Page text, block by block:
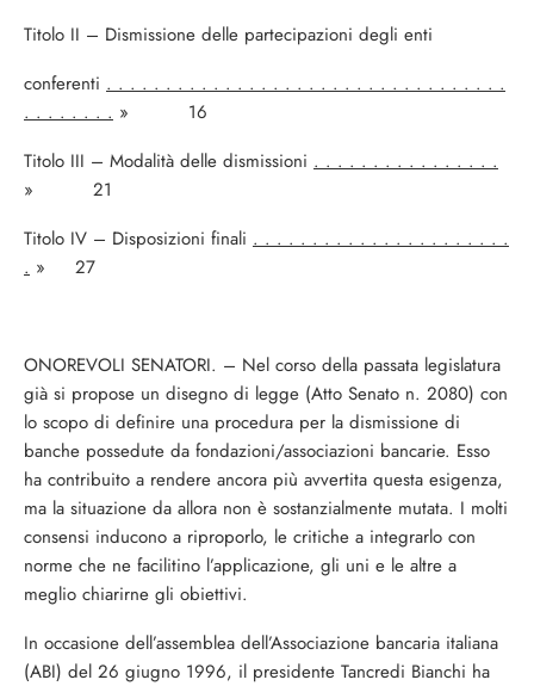
Titolo II – Dismissione delle partecipazioni degli enti
conferenti . . . . . . . . . . . . . . . . . . . . . . . . . . . . . . . . . .
. . . . . . . . » 16
Titolo III – Modalità delle dismissioni . . . . . . . . . . . . . . . .
» 21
Titolo IV – Disposizioni finali . . . . . . . . . . . . . . . . . . . . . .
. » 27
ONOREVOLI SENATORI. – Nel corso della passata legislatura
già si propose un dise­gno di legge (Atto Senato n. 2080) con
lo scopo di definire una procedura per la di­smissione di
banche possedute da fondazio­ni/associazioni bancarie. Esso
ha contribui­to a rendere ancora più avvertita questa esi­genza,
ma la situazione da allora non è so­stanzialmente mutata. I molti
consensi in­ducono a riproporlo, le critiche a integrarlo con
norme che ne facilitino l’applicazione, gli uni e le altre a
meglio chiarirne gli obiettivi.
In occasione dell’assemblea dell’Associa­zione bancaria italiana
(ABI) del 26 giugno 1996, il presidente Tancredi Bianchi ha